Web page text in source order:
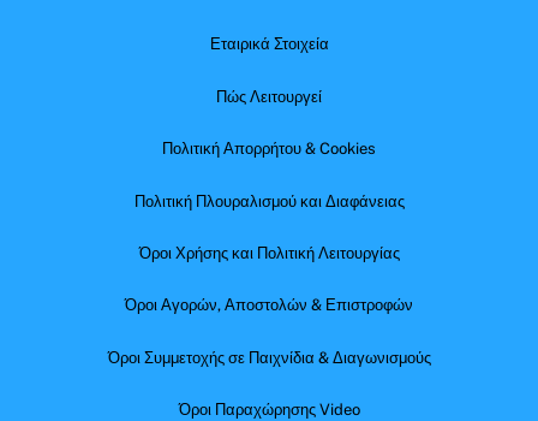
Εταιρικά Στοιχεία
Πώς Λειτουργεί
Πολιτική Απορρήτου & Cookies
Πολιτική Πλουραλισμού και Διαφάνειας
Όροι Χρήσης και Πολιτική Λειτουργίας
Όροι Αγορών, Αποστολών & Επιστροφών
Όροι Συμμετοχής σε Παιχνίδια & Διαγωνισμούς
Όροι Παραχώρησης Video